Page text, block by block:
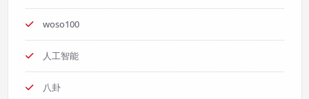
woso100
人工智能
八卦